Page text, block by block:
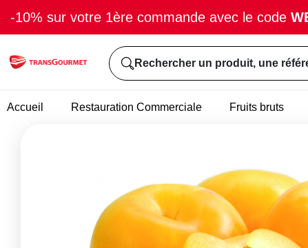
-10% sur votre 1ère commande avec le code
Rechercher un produit, une
Accueil Restauration Commerciale Fruits bruts